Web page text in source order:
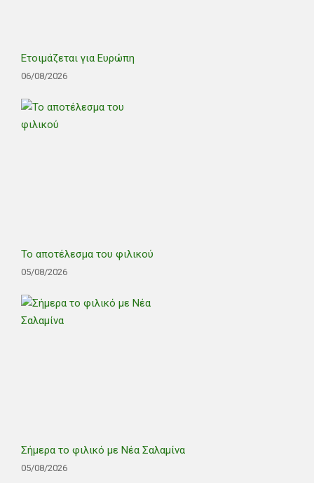
Ετοιμάζεται για Ευρώπη
06/08/2026
Το αποτέλεσμα του φιλικού
05/08/2026
Σήμερα το φιλικό με Νέα Σαλαμίνα
05/08/2026